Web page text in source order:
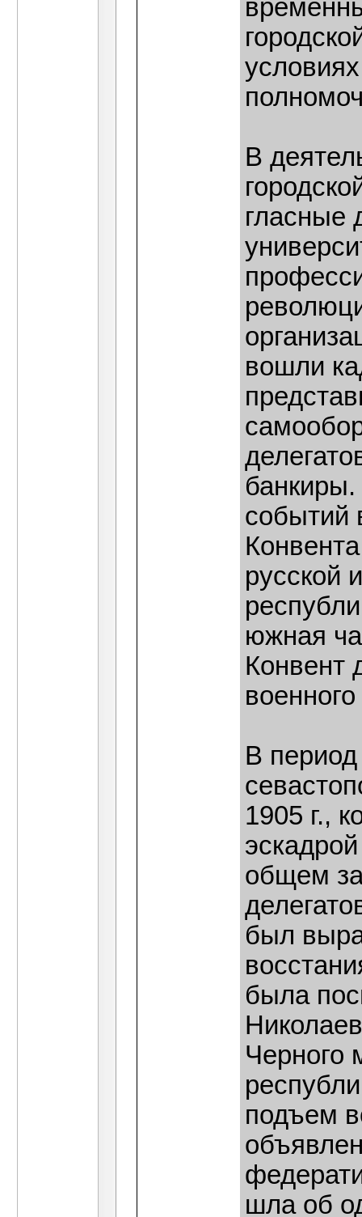
В
гласные
вошли
событий
русской
южная
Конвент
В
1905 г.,
общем
был
была
Черного
подъем
шла об